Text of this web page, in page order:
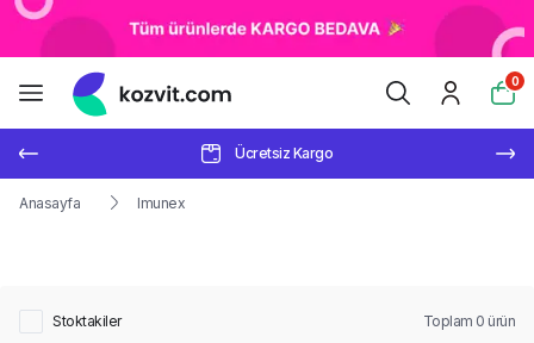
0
Ücretsiz Kargo
Anasayfa Imunex
Stoktakiler Toplam 0 ürün